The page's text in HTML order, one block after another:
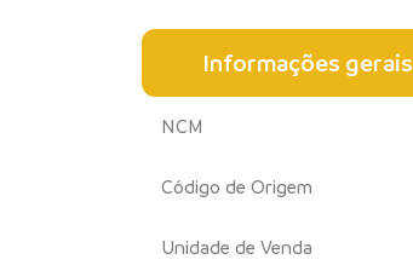
Informações gerais
NCM
Código de Origem
Unidade de Venda